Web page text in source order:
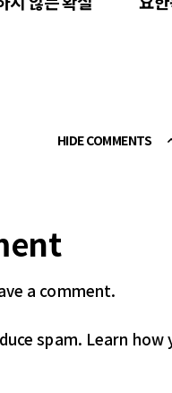
HIDE COMMENTS
a comment.
spam. Learn how